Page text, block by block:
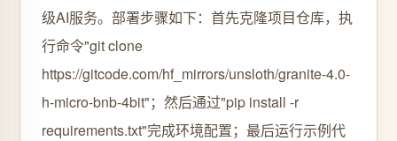
级AI服务。部署步骤如下：首先克隆项目仓库，执
行命令"git clone
https://gitcode.com/hf_mirrors/unsloth/granite-4.0-
h-micro-bnb-4bit"；然后通过"pip install -r
requirements.txt"完成环境配置；最后运行示例代